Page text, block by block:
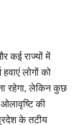
कई राज्यों में
लोगों को
रहेगा, लेकिन कुछ
की
के तटीय